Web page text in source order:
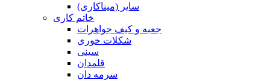
سایر (میناکاری)
خاتم کاری
جعبه و کیف جواهرات
شکلات خوری
سینی
قلمدان
سرمه دان